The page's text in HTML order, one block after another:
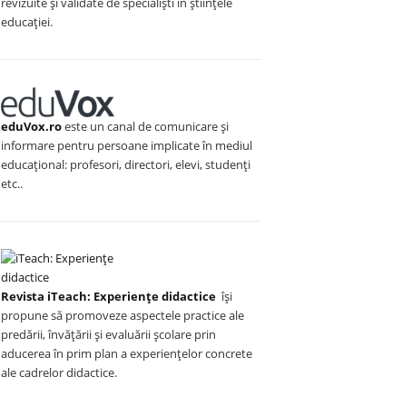
educației.
eduVox.roeste un canal de comunicare și
informare pentru persoane implicate în mediul
educațional: profesori, directori, elevi, studenți
etc..
Revista iTeach: Experienţe didactice îşi
propune să promoveze aspectele practice ale
predării, învăţării şi evaluării şcolare prin
aducerea în prim plan a experienţelor concrete
ale cadrelor didactice.